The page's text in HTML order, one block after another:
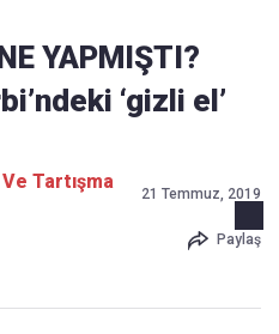
YAPMIŞTI?
‘gizli el’
Tartışma
21 Temmuz, 2019
Paylaş